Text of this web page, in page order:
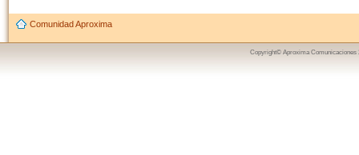
Comunidad Aproxima
Copyright© Aproxima Comunicaciones